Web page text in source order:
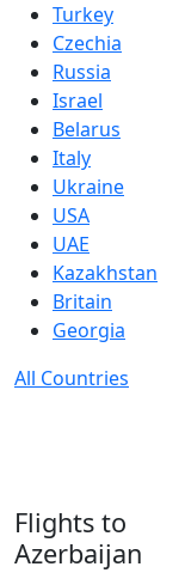
Turkey
Czechia
Russia
Israel
Belarus
Italy
Ukraine
USA
UAE
Kazakhstan
Britain
Georgia
All Countries
Flights to
Azerbaijan